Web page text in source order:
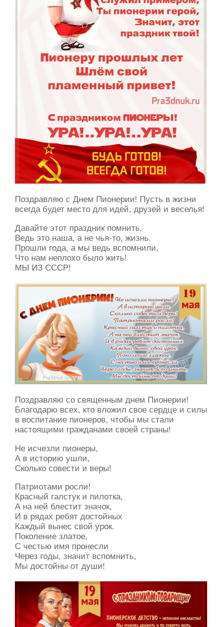
Поздравляю с Днем Пионерии! Пусть в жизни
всегда будет место для идей, друзей и веселья!
Давайте этот праздник помнить,
Ведь это наша, а не чья-то, жизнь.
Прошли года, а мы ведь вспомнили,
Что нам неплохо было жить!
МЫ ИЗ СССР!
Поздравляю со священным днем Пионерии!
Благодарю всех, кто вложил свое сердце и силы
в воспитание пионеров, чтобы мы стали
настоящими гражданами своей страны!
Не исчезли пионеры,
А в историю ушли,
Сколько совести и веры!
Патриотами росли!
Красный галстук и пилотка,
А на ней блестит значок,
И в рядах ребят достойных
Каждый вынес свой урок.
Поколение златое,
С честью имя пронесли
Через годы, значит вспомнить,
Мы достойны от души!